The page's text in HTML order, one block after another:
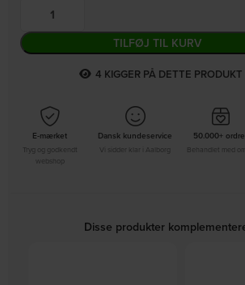
TILFØJ TIL KURV
4 KIGGER PÅ DETTE
E-mærket
Tryg og godkendt
Dansk kundeservice
Vi sidder klar i Aalborg
50.000+
Behandlet med
Disse produkter